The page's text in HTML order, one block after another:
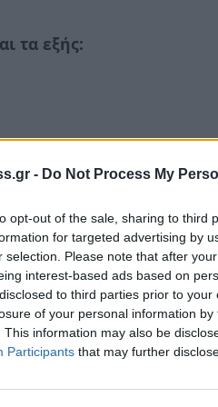
- Do Not Process My
opt-out of the sale, sharing to third
for targeted advertising by
selection. Please note that after
interest-based ads based on
to third parties prior to
of your personal information
This information may also be
Participants that may further
τα εξής:
επί της Βασιλείας
στη φυλακή από τον
πίστη.